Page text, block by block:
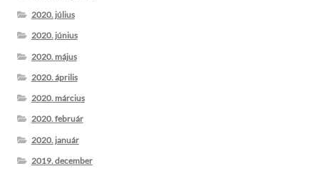
2020. július
2020. június
2020. május
2020. április
2020. március
2020. február
2020. január
2019. december